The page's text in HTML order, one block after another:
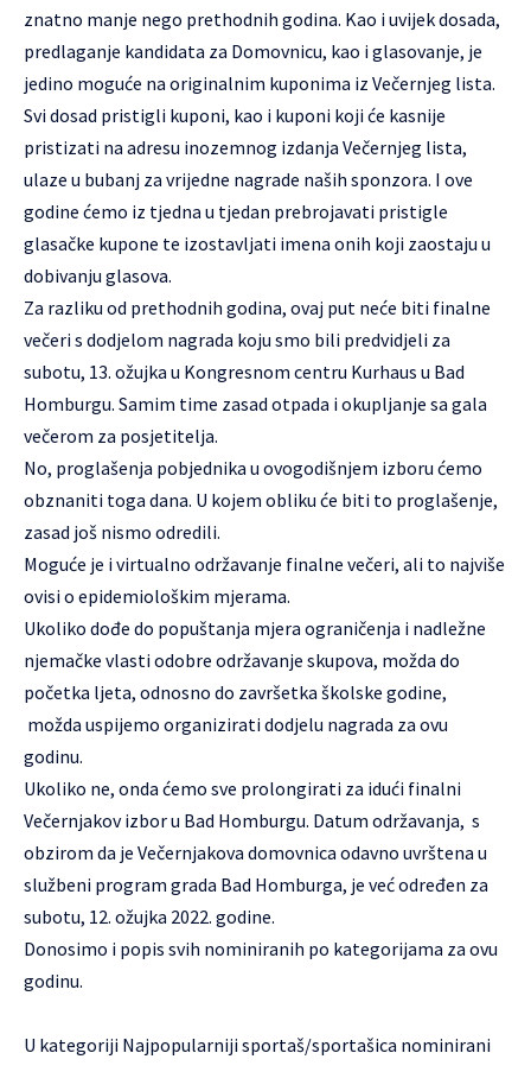
znatno manje nego prethodnih godina. Kao i uvijek dosada,
predlaganje kandidata za Domovnicu, kao i glasovanje, je
jedino moguće na originalnim kuponima iz Večernjeg lista.
Svi dosad pristigli kuponi, kao i kuponi koji će kasnije
pristizati na adresu inozemnog izdanja Večernjeg lista,
ulaze u bubanj za vrijedne nagrade naših sponzora. I ove
godine ćemo iz tjedna u tjedan prebrojavati pristigle
glasačke kupone te izostavljati imena onih koji zaostaju u
dobivanju glasova.
Za razliku od prethodnih godina, ovaj put neće biti finalne
večeri s dodjelom nagrada koju smo bili predvidjeli za
subotu, 13. ožujka u Kongresnom centru Kurhaus u Bad
Homburgu. Samim time zasad otpada i okupljanje sa gala
večerom za posjetitelja.
No, proglašenja pobjednika u ovogodišnjem izboru ćemo
obznaniti toga dana. U kojem obliku će biti to proglašenje,
zasad još nismo odredili.
Moguće je i virtualno održavanje finalne večeri, ali to najviše
ovisi o epidemiološkim mjerama.
Ukoliko dođe do popuštanja mjera ograničenja i nadležne
njemačke vlasti odobre održavanje skupova, možda do
početka ljeta, odnosno do završetka školske godine,
možda uspijemo organizirati dodjelu nagrada za ovu
godinu.
Ukoliko ne, onda ćemo sve prolongirati za idući finalni
Večernjakov izbor u Bad Homburgu. Datum održavanja, s
obzirom da je Večernjakova domovnica odavno uvrštena u
službeni program grada Bad Homburga, je već određen za
subotu, 12. ožujka 2022. godine.
Donosimo i popis svih nominiranih po kategorijama za ovu
godinu.
U kategoriji Najpopularniji sportaš/sportašica nominirani